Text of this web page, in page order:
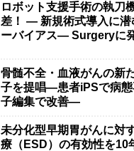
ロボット支援手術の執刀
差！ — 新規術式導入に潜
ーバイアス— Surgeryに
骨髄不全・血液がんの新
子を提唱―患者iPSで病
子編集で改善―
未分化型早期胃がんに対
療（ESD）の有効性を10